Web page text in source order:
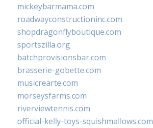
mickeybarmama.com
roadwayconstructioninc.com
shopdragonflyboutique.com
sportszilla.org
batchprovisionsbar.com
brasserie-gobette.com
musicrearte.com
morseysfarms.com
riverviewtennis.com
official-kelly-toys-squishmallows.com